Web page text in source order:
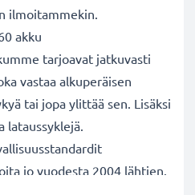
ilmoitammekin.
akku
tarjoavat jatkuvasti
vastaa alkuperäisen
tai jopa ylittää sen. Lisäksi
lataussyklejä.
jo vuodesta 2004 lähtien.